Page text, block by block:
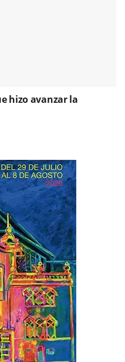
hizo avanzar la